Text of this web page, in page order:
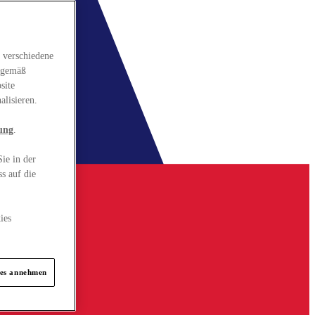
.
in der
auf die
annehmen